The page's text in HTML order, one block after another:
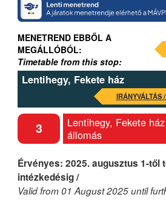
MENETREND EBBŐL A
MEGÁLLÓBÓL:
Timetable from this stop:
Lentihegy, Fekete ház
IRÁNYVÁLTÁS /
3
Lentihegy, Fekete
állomás
Érvényes: 2025. augusztus 1-től
intézkedésig /
Valid from 01 August 2025 until